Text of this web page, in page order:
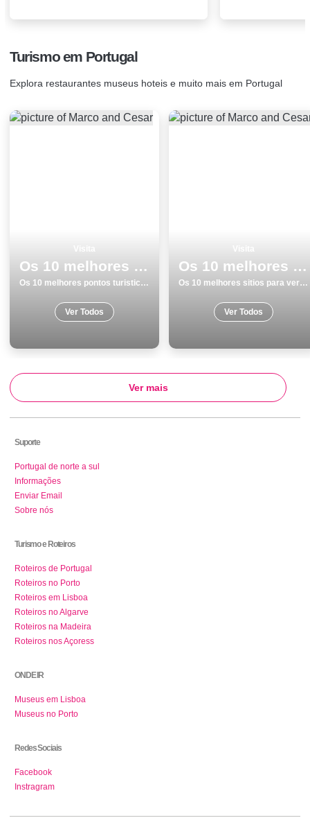
Turismo em Portugal
Explora restaurantes museus hoteis e muito mais em Portugal
Os 10 melhores pontos turisticos e passeios em Funchal
Os 10 melhores pontos turisticos e passeios em Funchal
Ver Todos
Os 10 melhores sitios para ver e visitar em SantarÃ©m
Os 10 melhores sitios para ver e visitar em SantarÃ©m
Ver Todos
Ver mais
Suporte
Portugal de norte a sul
Informações
Enviar Email
Sobre nós
Turismo e Roteiros
Roteiros de Portugal
Roteiros no Porto
Roteiros em Lisboa
Roteiros no Algarve
Roteiros na Madeira
Roteiros nos Açoress
ONDE IR
Museus em Lisboa
Museus no Porto
Redes Sociais
Facebook
Instragram